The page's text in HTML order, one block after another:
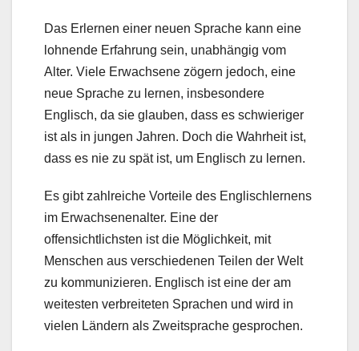
Das Erlernen einer neuen Sprache kann eine
lohnende Erfahrung sein, unabhängig vom
Alter. Viele Erwachsene zögern jedoch, eine
neue Sprache zu lernen, insbesondere
Englisch, da sie glauben, dass es schwieriger
ist als in jungen Jahren. Doch die Wahrheit ist,
dass es nie zu spät ist, um Englisch zu lernen.
Es gibt zahlreiche Vorteile des Englischlernens
im Erwachsenenalter. Eine der
offensichtlichsten ist die Möglichkeit, mit
Menschen aus verschiedenen Teilen der Welt
zu kommunizieren. Englisch ist eine der am
weitesten verbreiteten Sprachen und wird in
vielen Ländern als Zweitsprache gesprochen.